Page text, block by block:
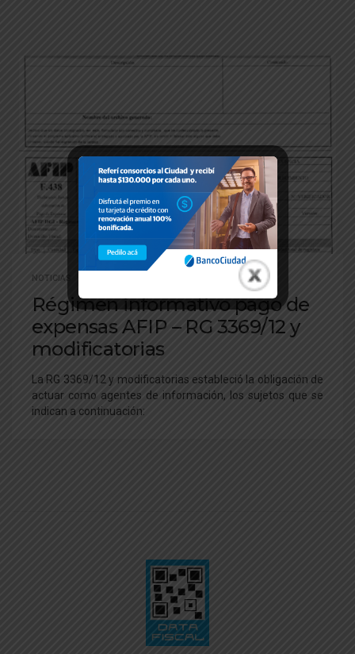
NOTICIAS
Régimen informativo pago de
expensas AFIP – RG 3369/12 y
modificatorias
La RG 3369/12 y modificatorias estableció la obligación de
actuar como agentes de información, los sujetos que se
indican a continuación: